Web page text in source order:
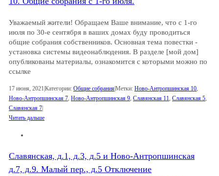
Уважаемый жители! Обращаем Ваше внимание, что с 1-го
июля по 30-е сентября в ваших домах буду проводиться
общие собрания собственников. Основная тема повестки -
установка системы видеонаблюдения. В разделе [мой дом]
опубликованы материалы, ознакомится с которыми можно по
ссылке
17 июня, 2021 |Категории: Общие собрания|Метки: Ново-Антропшинская 10
Ново-Антропшинская 7 Ново-Антропшинская 9 Славянская 11 Славянская 5
Славянская 7|
Читать дальше
Славянская, д.1, д.3, д.5 и Ново-Антропшинская
д.7, д.9. Малый пер., д.5 Отключение